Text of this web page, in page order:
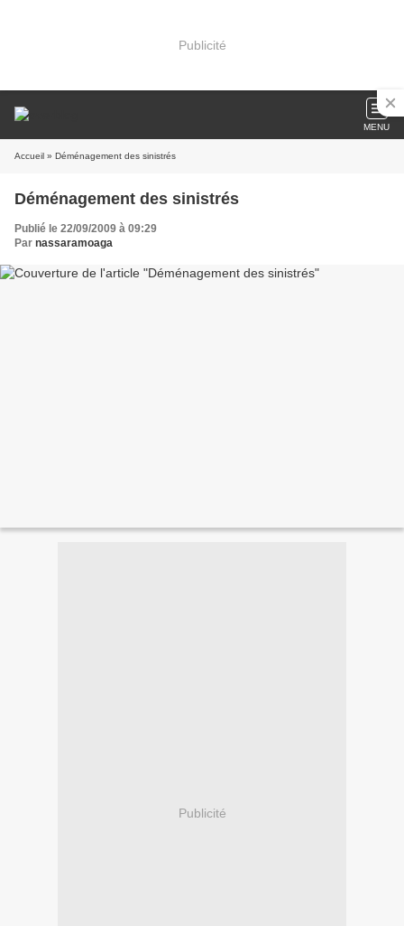
Publicité
MENU
Accueil » Déménagement des sinistrés
Déménagement des sinistrés
Publié le 22/09/2009 à 09:29
Par nassaramoaga
Publicité